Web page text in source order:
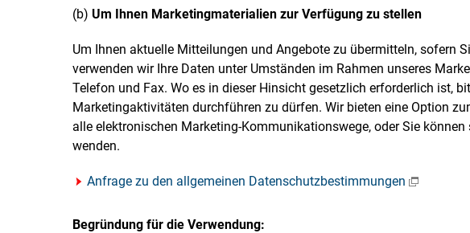
(b) Um Ihnen Marketingmaterialien zur Verfügung zu stellen
Um Ihnen aktuelle Mitteilungen und Angebote zu übermitteln, sofern
verwenden wir Ihre Daten unter Umständen im Rahmen unseres
Telefon und Fax. Wo es in dieser Hinsicht gesetzlich erforderlich ist,
Marketingaktivitäten durchführen zu dürfen. Wir bieten eine Option
alle elektronischen Marketing-Kommunikationswege, oder Sie
wenden.
Anfrage zu den allgemeinen Datenschutzbestimmungen
Begründung für die Verwendung: